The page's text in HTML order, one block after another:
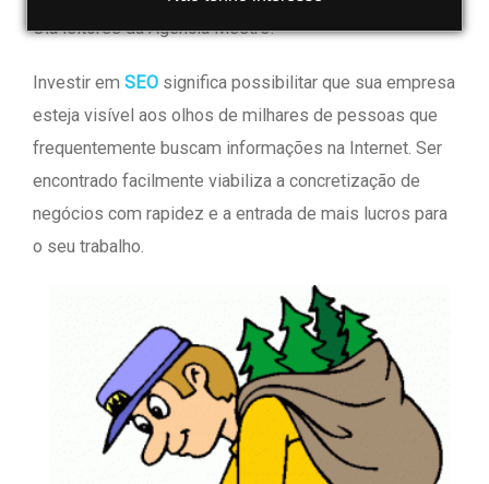
Olá leitores da Agência Mestre!
Investir em SEO significa possibilitar que sua empresa
esteja visível aos olhos de milhares de pessoas que
frequentemente buscam informações na Internet. Ser
encontrado facilmente viabiliza a concretização de
negócios com rapidez e a entrada de mais lucros para
o seu trabalho.